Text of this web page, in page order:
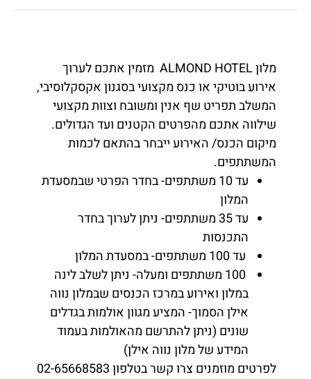
מלון ALMOND HOTEL מזמין אתכם לערוך
אירוע בוטיקי או כנס מקצועי בסגנון אקסקלוסיבי,
המשלב תפריט שף אנין ומשובח וצוות מקצועי
שילווה אתכם מהפרטים הקטנים ועד הגדולים.
מיקום הכנס/ האירוע ייבחר בהתאם לכמות
המשתתפים.
עד 10 משתתפים- בחדר הפרטי שבמסעדת
המלון
עד 35 משתתפים- ניתן לערוך בחדר
התכנסות
עד 100 משתתפים- במסעדת המלון
100 משתתפים ומעלה- ניתן לשלב לינה
במלון ואירוע במרכז הכנסים שבמלון נווה
אילן הסמוך- המציע מגוון אולמות בגדלים
שונים (ניתן להתרשם מהאולמות בעמוד
המידע של מלון נווה אילן)
לפרטים מוזמנים צרו קשר בטלפון 02-65668583